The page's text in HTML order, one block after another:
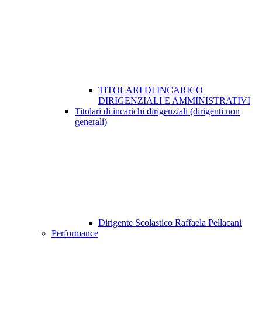
TITOLARI DI INCARICO
DIRIGENZIALI E AMMINISTRATIVI
Titolari di incarichi dirigenziali (dirigenti non
generali)
Dirigente Scolastico Raffaela Pellacani
Performance